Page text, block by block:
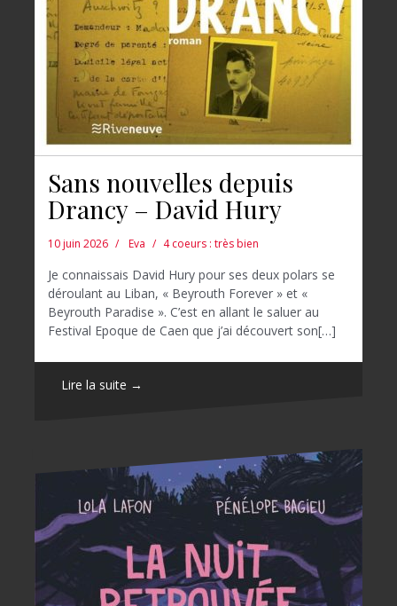
Sans nouvelles depuis
Drancy – David Hury
10 juin 2026 Eva 4 coeurs : très bien
Je connaissais David Hury pour ses deux polars se
déroulant au Liban, « Beyrouth Forever » et «
Beyrouth Paradise ». C’est en allant le saluer au
Festival Epoque de Caen que j’ai découvert son[…]
Lire la suite →